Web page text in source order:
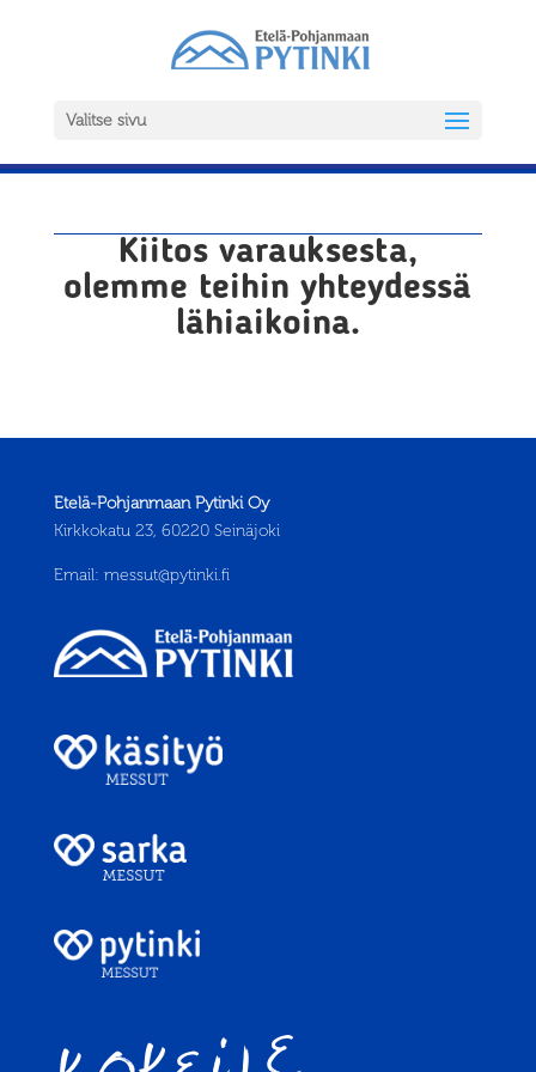
Valitse sivu
Kiitos varauksesta,
olemme teihin yhteydessä
lähiaikoina.
Etelä-Pohjanmaan Pytinki Oy
Kirkkokatu 23, 60220 Seinäjoki
Email: messut@pytinki.fi